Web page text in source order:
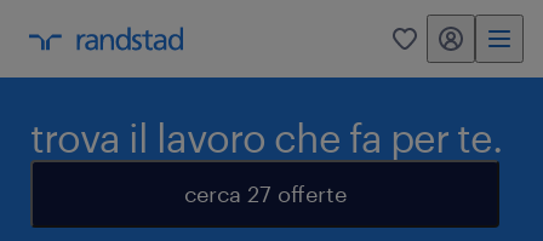
0 my randstad
trova il lavoro che fa per te.
cerca 27 offerte